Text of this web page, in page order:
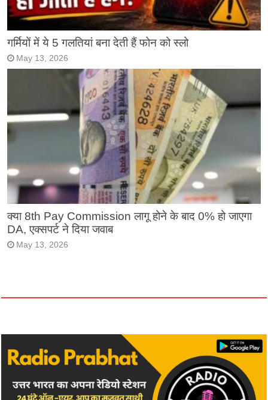
गर्मियों में ये 5 गलतियां बना देती हैं फोन को स्लो
May 13, 2026
क्या 8th Pay Commission लागू होने के बाद 0% हो जाएगा
DA, एक्सपर्ट ने दिया जवाब
May 13, 2026